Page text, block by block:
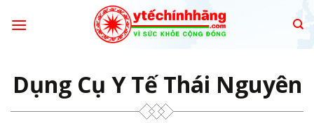
Dụng Cụ Y Tế Thái Nguyên